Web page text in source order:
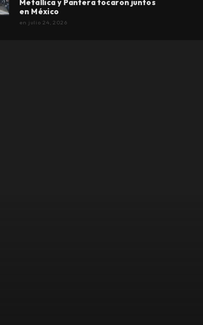
Metallica y Pantera tocaron juntos
en México
en julio 24, 2026